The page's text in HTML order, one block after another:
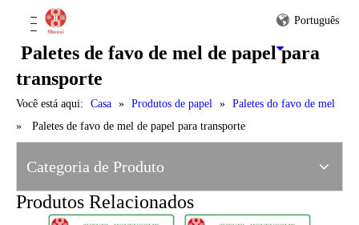
Português
Paletes de favo de mel de papel para
transporte
Você está aqui: Casa » Produtos de papel » Paletes do favo de mel
»
Paletes de favo de mel de papel para transporte
Categoria de Produto
Produtos Relacionados